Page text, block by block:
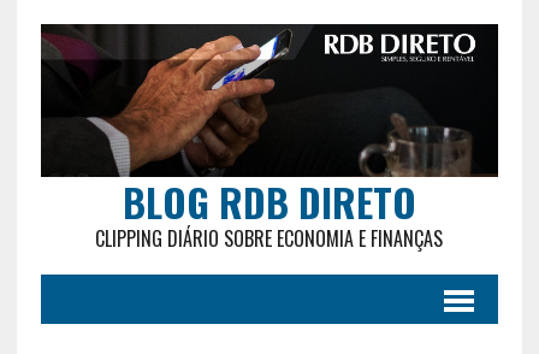
BLOG RDB DIRETO
CLIPPING DIÁRIO SOBRE ECONOMIA E FINANÇAS